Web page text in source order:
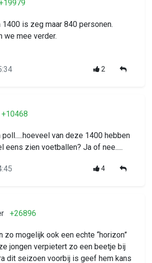
1400 is zeg maar 840 personen.
we mee verder.
2
+10468
van deze 1400 hebben
eens zien voetballen? Ja of nee.....
4
+26896
zo mogelijk ook een echte “horizon”
jongen verpietert zo een beetje bij
dit seizoen voorbij is geef hem kans